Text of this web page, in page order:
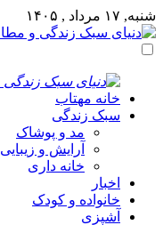
شنبه, ۱۷ مرداد , ۱۴۰۵
خانه مهتاب
سبک زندگی
مد و پوشاک
آرایش و زیبایی
خانه داری
اخبار
خانواده و کودک
آشپزی